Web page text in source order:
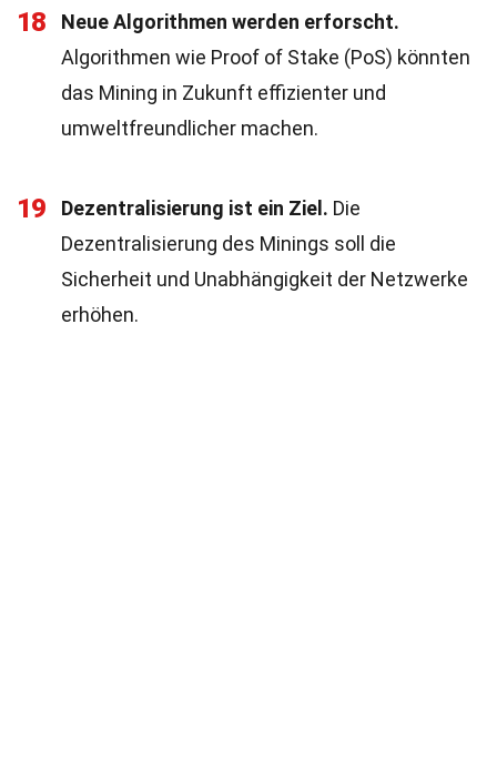
18
Neue Algorithmen werden erforscht.
Algorithmen wie Proof of Stake (PoS) könnten
das Mining in Zukunft effizienter und
umweltfreundlicher machen.
19 Dezentralisierung ist ein Ziel. Die
Dezentralisierung des Minings soll die
Sicherheit und Unabhängigkeit der Netzwerke
erhöhen.